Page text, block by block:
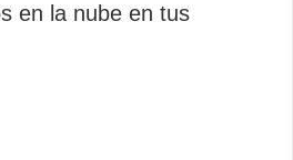
en la nube en tus